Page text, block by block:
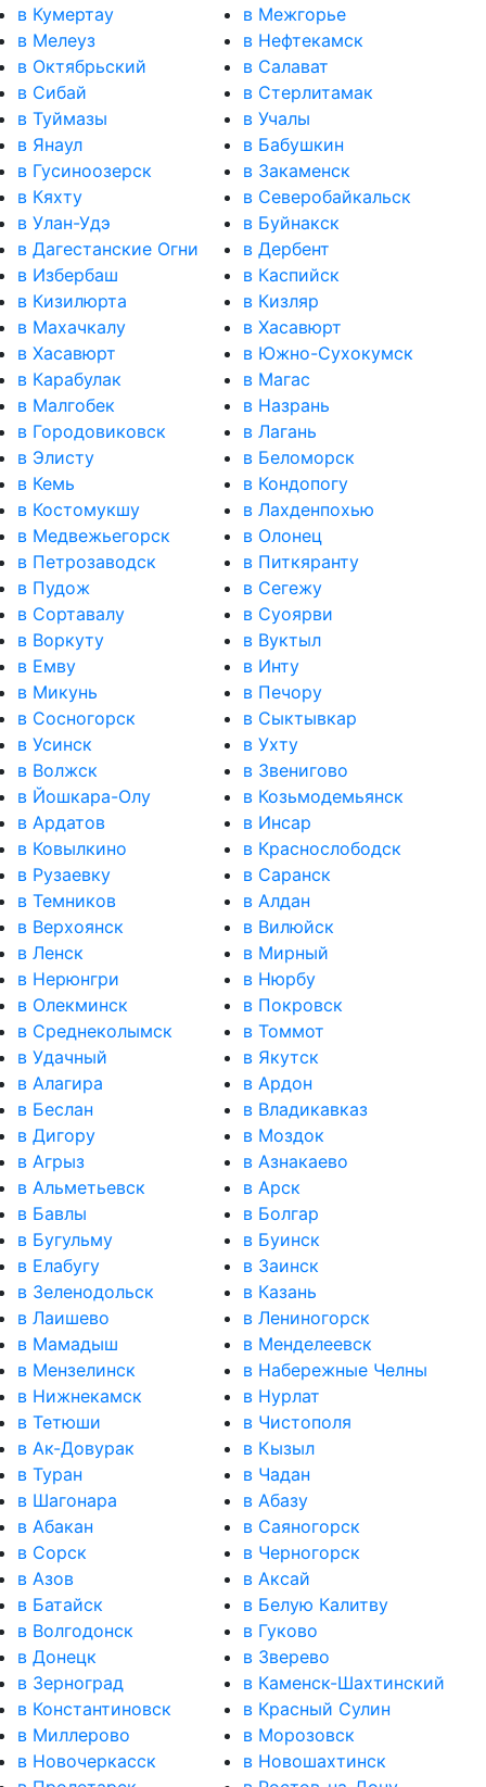
в Кумертау
в Межгорье
в Мелеуз
в Нефтекамск
в Октябрьский
в Салават
в Сибай
в Стерлитамак
в Туймазы
в Учалы
в Янаул
в Бабушкин
в Гусиноозерск
в Закаменск
в Кяхту
в Северобайкальск
в Улан-Удэ
в Буйнакск
в Дагестанские Огни
в Дербент
в Избербаш
в Каспийск
в Кизилюрта
в Кизляр
в Махачкалу
в Хасавюрт
в Хасавюрт
в Южно-Сухокумск
в Карабулак
в Магас
в Малгобек
в Назрань
в Городовиковск
в Лагань
в Элисту
в Беломорск
в Кемь
в Кондопогу
в Костомукшу
в Лахденпохью
в Медвежьегорск
в Олонец
в Петрозаводск
в Питкяранту
в Пудож
в Сегежу
в Сортавалу
в Суоярви
в Воркуту
в Вуктыл
в Емву
в Инту
в Микунь
в Печору
в Сосногорск
в Сыктывкар
в Усинск
в Ухту
в Волжск
в Звенигово
в Йошкара-Олу
в Козьмодемьянск
в Ардатов
в Инсар
в Ковылкино
в Краснослободск
в Рузаевку
в Саранск
в Темников
в Алдан
в Верхоянск
в Вилюйск
в Ленск
в Мирный
в Нерюнгри
в Нюрбу
в Олекминск
в Покровск
в Среднеколымск
в Томмот
в Удачный
в Якутск
в Алагира
в Ардон
в Беслан
в Владикавказ
в Дигору
в Моздок
в Агрыз
в Азнакаево
в Альметьевск
в Арск
в Бавлы
в Болгар
в Бугульму
в Буинск
в Елабугу
в Заинск
в Зеленодольск
в Казань
в Лаишево
в Лениногорск
в Мамадыш
в Менделеевск
в Мензелинск
в Набережные Челны
в Нижнекамск
в Нурлат
в Тетюши
в Чистополя
в Ак-Довурак
в Кызыл
в Туран
в Чадан
в Шагонара
в Абазу
в Абакан
в Саяногорск
в Сорск
в Черногорск
в Азов
в Аксай
в Батайск
в Белую Калитву
в Волгодонск
в Гуково
в Донецк
в Зверево
в Зерноград
в Каменск-Шахтинский
в Константиновск
в Красный Сулин
в Миллерово
в Морозовск
в Новочеркасск
в Новошахтинск